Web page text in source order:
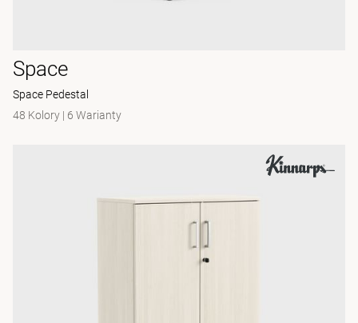
Space
Space Pedestal
48 Kolory | 6 Warianty